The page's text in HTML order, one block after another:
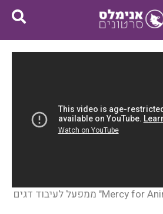
תיעוד של ארגון "Mercy for Animals" ממפעל לעיבוד דגים